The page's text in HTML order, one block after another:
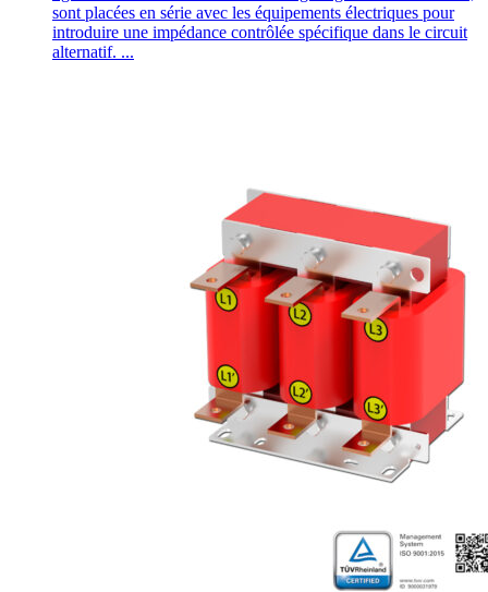
sont placées en série avec les équipements électriques pour
introduire une impédance contrôlée spécifique dans le circuit
alternatif. ...